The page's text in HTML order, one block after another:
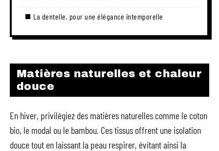
La dentelle, pour une élégance intemporelle
Matières naturelles et chaleur
douce
En hiver, privilégiez des matières naturelles comme le coton
bio, le modal ou le bambou. Ces tissus offrent une isolation
douce tout en laissant la peau respirer, évitant ainsi la